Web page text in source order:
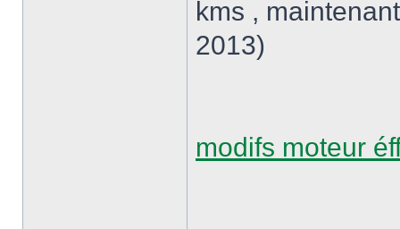
kms ,
2013)
modifs moteur